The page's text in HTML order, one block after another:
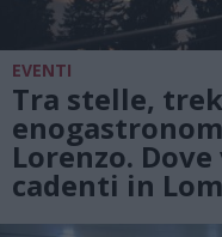
EVENTI
Tra stelle,
Lorenzo.
cadenti in